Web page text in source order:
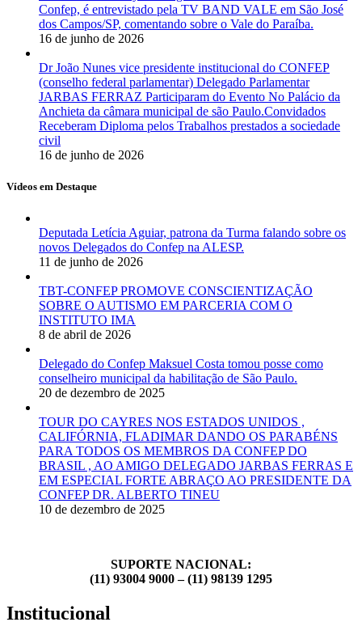
Confep, é entrevistado pela TV BAND VALE em São José
dos Campos/SP, comentando sobre o Vale do Paraíba.
16 de junho de 2026
Dr João Nunes vice presidente institucional do CONFEP
(conselho federal parlamentar) Delegado Parlamentar
JARBAS FERRAZ Participaram do Evento No Palácio da
Anchieta da câmara municipal de são Paulo.Convidados
Receberam Diploma pelos Trabalhos prestados a sociedade
civil
16 de junho de 2026
Vídeos em Destaque
Deputada Letícia Aguiar, patrona da Turma falando sobre os
novos Delegados do Confep na ALESP.
11 de junho de 2026
TBT-CONFEP PROMOVE CONSCIENTIZAÇÃO
SOBRE O AUTISMO EM PARCERIA COM O
INSTITUTO IMA
8 de abril de 2026
Delegado do Confep Maksuel Costa tomou posse como
conselheiro municipal da habilitação de São Paulo.
20 de dezembro de 2025
TOUR DO CAYRES NOS ESTADOS UNIDOS ,
CALIFÓRNIA, FLADIMAR DANDO OS PARABÉNS
PARA TODOS OS MEMBROS DA CONFEP DO
BRASIL , AO AMIGO DELEGADO JARBAS FERRAS E
EM ESPECIAL FORTE ABRAÇO AO PRESIDENTE DA
CONFEP DR. ALBERTO TINEU
10 de dezembro de 2025
SUPORTE NACIONAL:
(11) 93004 9000 – (11) 98139 1295
Institucional